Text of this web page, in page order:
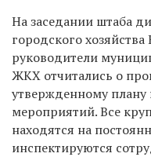
На заседании штаба
городского
руководители
ЖКХ отчитались о
утвержденному плану
мероприятий. Все
находятся на
инспектируются